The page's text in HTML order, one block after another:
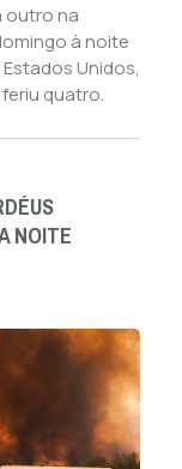
outro na
à noite
Unidos,
quatro.
NOITE